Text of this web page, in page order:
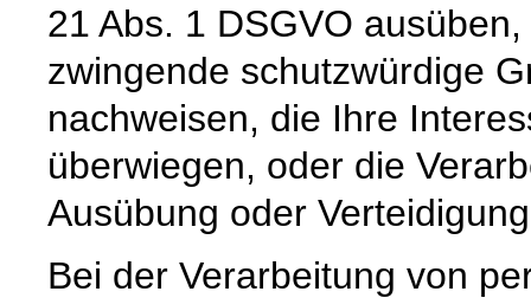
21 Abs. 1 DSGVO
zwingende schutzwürdige
nachweisen, die Ihre
überwiegen, oder die
Ausübung oder
Bei der Verarbeitung von